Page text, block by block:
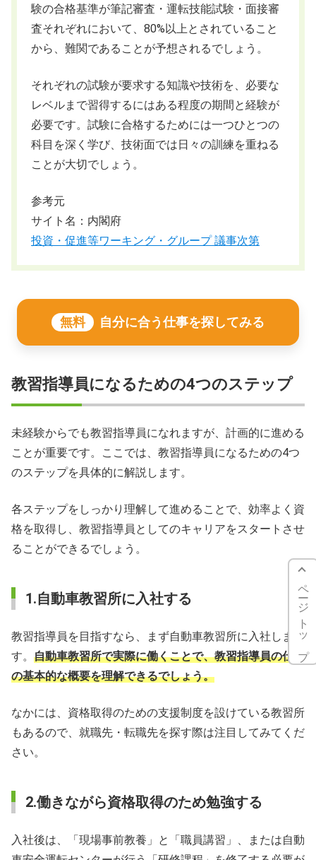
験の合格基準が筆記審査・運転技能試験・面接審
査それぞれにおいて、80%以上とされていること
から、難関であることが予想されるでしょう。
それぞれの試験が要求する知識や技術を、必要な
レベルまで習得するにはある程度の期間と経験が
必要です。試験に合格するためには一つひとつの
科目を深く学び、技術面では日々の訓練を重ねる
ことが大切でしょう。
参考元
サイト名：内閣府
投資・促進等ワーキング・グループ 議事次第
無料 自分に合う仕事を探してみる
教習指導員になるための4つのステップ
未経験からでも教習指導員になれますが、計画的に進める
ことが重要です。ここでは、教習指導員になるための4つ
のステップを具体的に解説します。
各ステップをしっかり理解して進めることで、効率よく資
格を取得し、教習指導員としてのキャリアをスタートさせ
ることができるでしょう。
1.自動車教習所に入社する
教習指導員を目指すなら、まず自動車教習所に入社しま
す。 自動車教習所で実際に働くことで、教習指導員の仕事
の基本的な概要を理解できるでしょう。
なかには、資格取得のための支援制度を設けている教習所
もあるので、就職先・転職先を探す際は注目してみてくだ
さい。
2.働きながら資格取得のため勉強する
入社後は、「現場事前教養」と「職員講習」、または自動
ページトップ